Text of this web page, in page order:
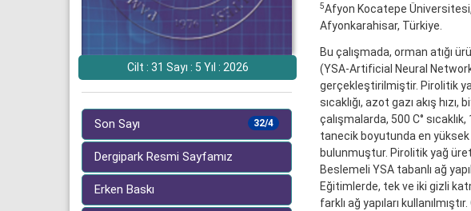
Cilt : 31 Sayı : 5 Yıl : 2026
32/4
Son Sayı
Dergipark Resmi Sayfamız
Erken Baskı
5Afyon Kocatepe
Afyonkarahisar, Türkiye.
Bu çalışmada, orman atığı
(YSA-Artificial Neural
gerçekleştirilmiştir. Pirolitik
sıcaklığı, azot gazı akış
çalışmalarda, 500 C°
tanecik boyutunda en
bulunmuştur. Pirolitik yağ
Beslemeli YSA tabanlı ağ
Eğitimlerde, tek ve iki gizli
farklı ağ yapıları